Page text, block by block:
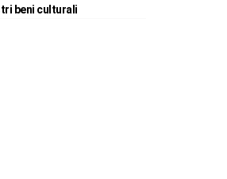
beni culturali